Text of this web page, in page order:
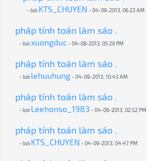
- bởi KTS_CHUYEN - 04-09-2013, 06:23 AM
pháp tính toán làm sáo .
- bởixuongduc- 04-08-2013, 05:29 PM
pháp tính toán làm sáo .
- bởi lehuuhung- 04-09-2013, 10:43 AM
pháp tính toán làm sáo .
- bởi Leehonso_1983 - 04-09-2013, 02:52 PM
pháp tính toán làm sáo .
- bởi KTS_CHUYEN - 04-09-2013, 04:47 PM